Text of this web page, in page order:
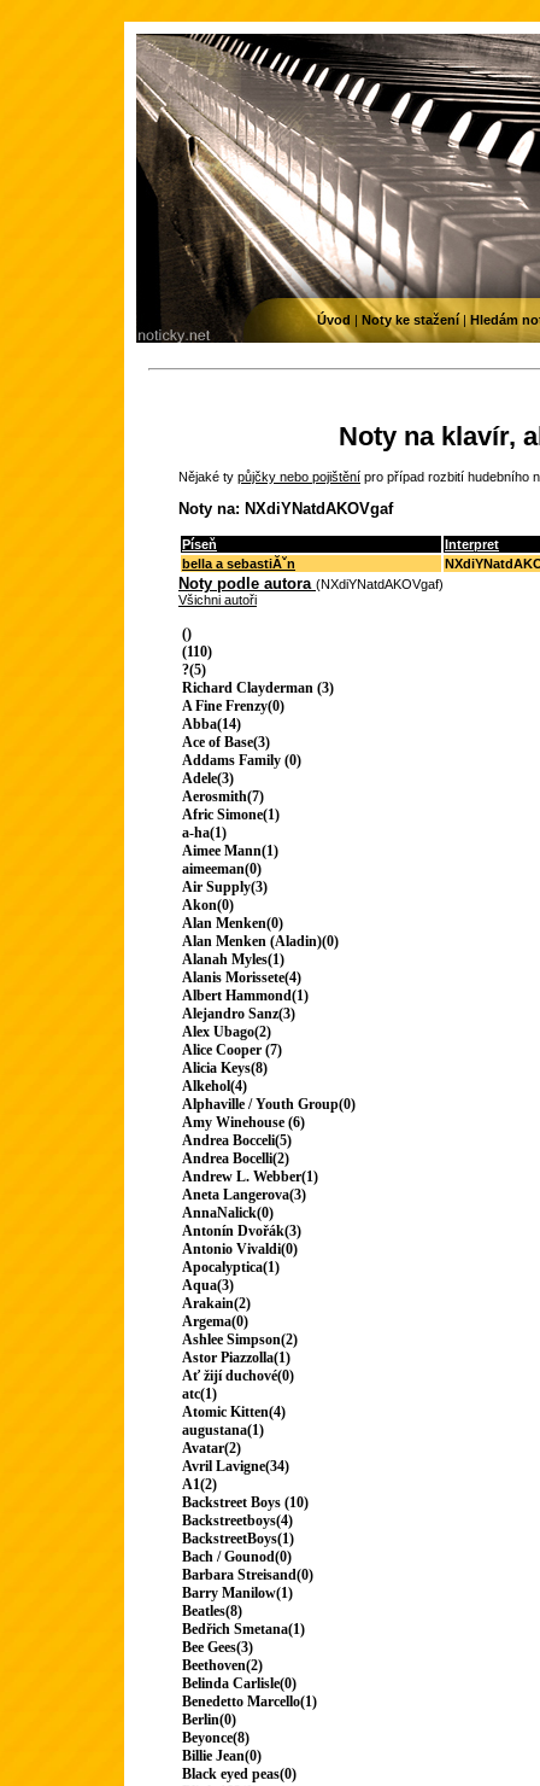
Noty na klavír,
Nějaké ty půjčky nebo pojištění pro případ rozbití hudebního
Noty na: NXdiYNatdAKOVgaf
Píseň
Interpret
bella a sebastiĂˇn
Noty podle autora (NXdiYNatdAKOVgaf)
Všichni autoři
()
(110)
?(5)
Richard Clayderman (3)
A Fine Frenzy(0)
Abba(14)
Ace of Base(3)
Addams Family (0)
Adele(3)
Aerosmith(7)
Afric Simone(1)
a-ha(1)
Aimee Mann(1)
aimeeman(0)
Air Supply(3)
Akon(0)
Alan Menken(0)
Alan Menken (Aladin)(0)
Alanah Myles(1)
Alanis Morissete(4)
Albert Hammond(1)
Alejandro Sanz(3)
Alex Ubago(2)
Alice Cooper (7)
Alicia Keys(8)
Alkehol(4)
Alphaville / Youth Group(0)
Amy Winehouse (6)
Andrea Bocceli(5)
Andrea Bocelli(2)
Andrew L. Webber(1)
Aneta Langerova(3)
AnnaNalick(0)
Antonín Dvořák(3)
Antonio Vivaldi(0)
Apocalyptica(1)
Aqua(3)
Arakain(2)
Argema(0)
Ashlee Simpson(2)
Astor Piazzolla(1)
Ať žijí duchové(0)
atc(1)
Atomic Kitten(4)
augustana(1)
Avatar(2)
Avril Lavigne(34)
A1(2)
Backstreet Boys (10)
Backstreetboys(4)
BackstreetBoys(1)
Bach / Gounod(0)
Barbara Streisand(0)
Barry Manilow(1)
Beatles(8)
Bedřich Smetana(1)
Bee Gees(3)
Beethoven(2)
Belinda Carlisle(0)
Benedetto Marcello(1)
Berlin(0)
Beyonce(8)
Billie Jean(0)
Black eyed peas(0)
Úvod | Noty ke stažení| Hledám